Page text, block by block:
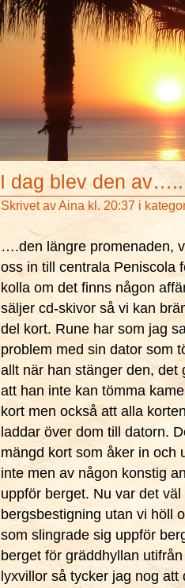
I dag blev den av…..
Skrivet avAina kl. 20:37 i
….den längre promenaden,
oss in till centrala Peniscola
kolla om det finns någon
säljer cd-skivor så vi kan
del kort. Rune har som jag
problem med sin dator som
allt när han stänger den, det
att han inte kan tömma
kort men också att alla
laddar över dom till datorn.
mängd kort som åker in och
inte men av någon konstig
uppför berget. Nu var det
bergsbestigning utan vi höll
som slingrade sig uppför
berget för gräddhyllan
lyxvillor så tycker jag nog